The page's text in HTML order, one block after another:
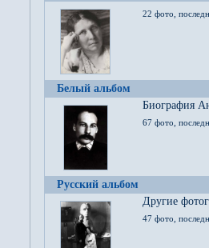
22 фото,
Белый альбом
Биография
67 фото,
Русский альбом
Другие
47 фото,